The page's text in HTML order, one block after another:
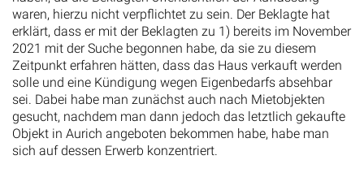
waren, hierzu nicht verpflichtet zu sein. Der Beklagte hat
erklärt, dass er mit der Beklagten zu 1) bereits im November
2021 mit der Suche begonnen habe, da sie zu diesem
Zeitpunkt erfahren hätten, dass das Haus verkauft werden
solle und eine Kündigung wegen Eigenbedarfs absehbar
sei. Dabei habe man zunächst auch nach Mietobjekten
gesucht, nachdem man dann jedoch das letztlich gekaufte
Objekt in Aurich angeboten bekommen habe, habe man
sich auf dessen Erwerb konzentriert.